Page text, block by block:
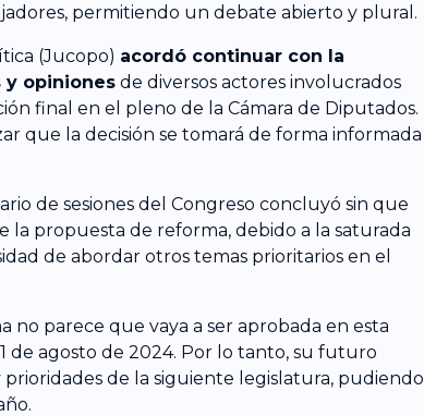
permitiendo un debate abierto y plural.
(Jucopo) acordó continuar con la
y opinionesde diversos actores involucrados
final en el pleno de la Cámara de Diputados.
que la decisión se tomará de forma informada
de sesiones del Congreso concluyó sin que
la propuesta de reforma, debido a la saturada
de abordar otros temas prioritarios en el
no parece que vaya a ser aprobada en esta
de agosto de 2024. Por lo tanto, su futuro
prioridades de la siguiente legislatura, pudiendo